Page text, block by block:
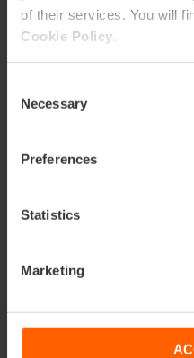
of their services. You will
Cookie Policy
Selection
Necessary
Preferences
Statistics
Marketing